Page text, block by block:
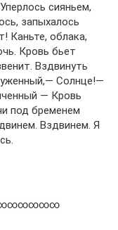
сияньем,
запыхалось
Каньте, облака,
Кровь бьет
Вздвинуть
Солнце!—
— Кровь
под бременем
Вздвинем. Я